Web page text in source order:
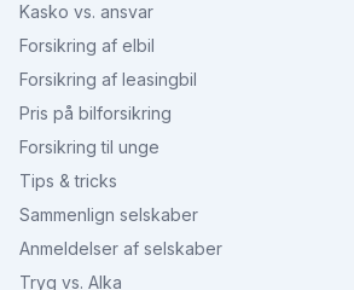
Kasko vs. ansvar
Forsikring af elbil
Forsikring af leasingbil
Pris på bilforsikring
Forsikring til unge
Tips & tricks
Sammenlign selskaber
Anmeldelser af selskaber
Tryg vs. Alka